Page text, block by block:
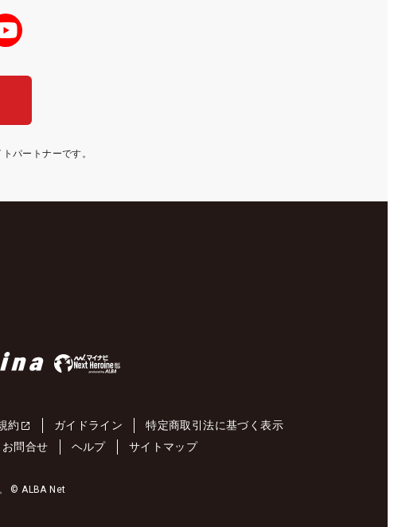
パートナーです。
約 ガイドライン
特定商取引法に基づく表示
お問合せ ヘルプ サイトマップ
© ALBA Net